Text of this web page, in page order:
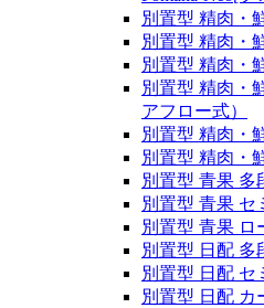
別置型 精肉・
別置型 精肉・
別置型 精肉・
別置型 精肉・
アフロー式）
別置型 精肉・
別置型 精肉・
別置型 青果 多
別置型 青果 セ
別置型 青果 ロ
別置型 日配 多
別置型 日配 セ
別置型 日配 カ